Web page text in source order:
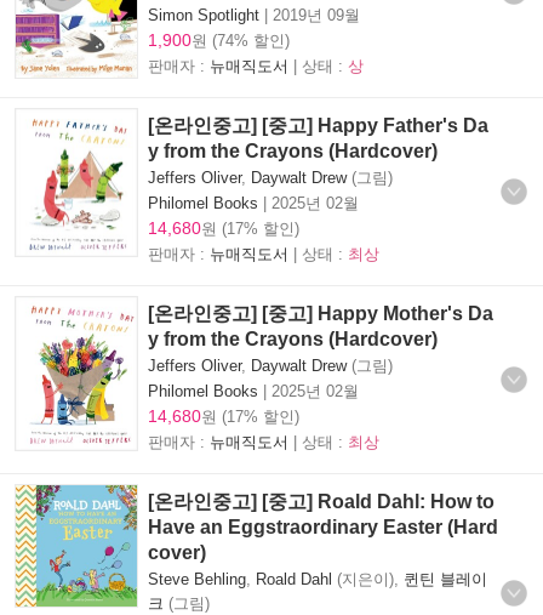
Simon Spotlight | 2019년 09월
1,900원 (74% 할인)
판매자 : 뉴매직도서 | 상태 : 상
[온라인중고] [중고] Happy Father's Da
y from the Crayons (Hardcover)
Jeffers Oliver, Daywalt Drew(그림)
Philomel Books | 2025년 02월
14,680원 (17% 할인)
판매자 : 뉴매직도서 | 상태 : 최상
[온라인중고] [중고] Happy Mother's Da
y from the Crayons (Hardcover)
Jeffers Oliver, Daywalt Drew(그림)
Philomel Books | 2025년 02월
14,680원 (17% 할인)
판매자 : 뉴매직도서 | 상태 : 최상
[온라인중고] [중고] Roald Dahl: How to
Have an Eggstraordinary Easter (Hard
cover)
Steve Behling Roald Dahl (지은이), 퀸틴 블레이
크 (그림)